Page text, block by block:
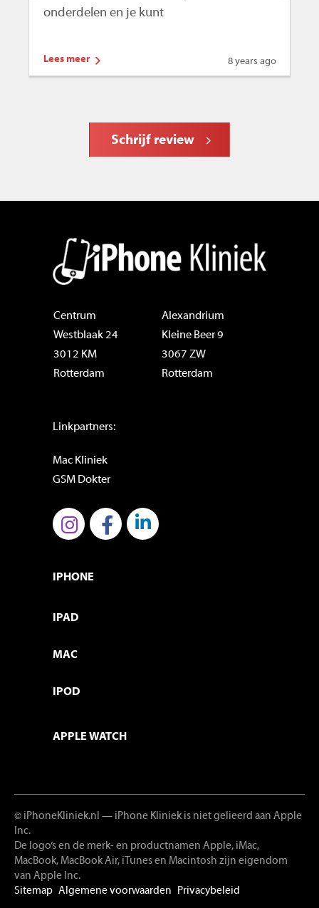
onderdelen en je kunt
Lees meer 8 years ago
Schrijf review
Centrum
Westblaak 24
3012 KM
Rotterdam
Alexandrium
Kleine Beer 9
3067 ZW
Rotterdam
Linkpartners:
Mac Kliniek
GSM Dokter
IPHONE
IPAD
MAC
IPOD
APPLE WATCH
© iPhoneKliniek.nl — iPhone Kliniek is niet gelieerd aan Apple
Inc.
De logo’s en de merk- en productnamen Apple, iMac,
MacBook, MacBook Air, iTunes en Macintosh zijn eigendom
van Apple Inc.
Sitemap Algemene voorwaarden Privacybeleid